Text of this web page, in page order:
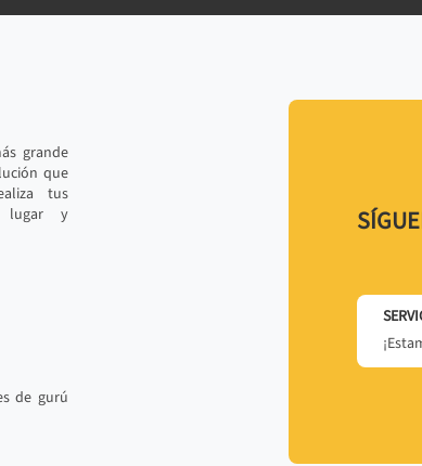
grande
que
tus
lugar y
de gurú